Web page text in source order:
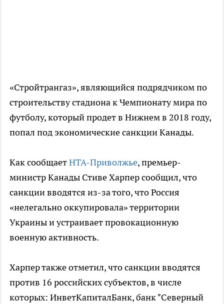
«Стройтрангаз», являющийся подрядчиком по
строительству стадиона к Чемпионату мира по
футболу, который продет в Нижнем в 2018 году,
попал под экономические санкции Канады.
Как сообщаетНТА-Приволжье, премьер-
министр Канады Стиве Харпер сообщил, что
санкции вводятся из-за того, что Россия
«нелегально оккупировала» территории
Украины и устраивает провокационную
военную активность.
Харпер также отметил, что санкции вводятся
против 16 российских субъектов, в числе
которых: ИнветКапиталБанк, банк "Северный